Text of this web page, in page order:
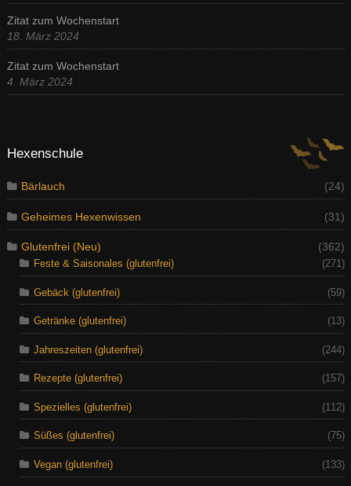
Zitat zum Wochenstart
18. März 2024
Zitat zum Wochenstart
4. März 2024
Hexenschule
Bärlauch (24)
Geheimes Hexenwissen (31)
Glutenfrei (Neu)
(362)
Feste & Saisonales (glutenfrei)
(271)
Gebäck (glutenfrei) (59)
Getränke (glutenfrei) (13)
Jahreszeiten (glutenfrei) (244)
Rezepte (glutenfrei) (157)
Spezielles (glutenfrei) (112)
Süßes (glutenfrei) (75)
Vegan (glutenfrei) (133)